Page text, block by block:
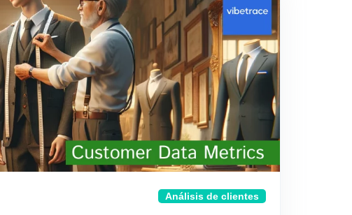
Análisis de clientes